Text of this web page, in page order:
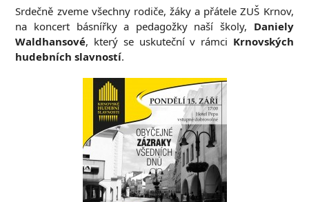
Srdečně zveme všechny rodiče, žáky a přátele ZUŠ Krnov,
na koncert básnířky a pedagožky naší školy, Daniely
Waldhansové, který se uskuteční v rámci Krnovských
hudebních slavností.